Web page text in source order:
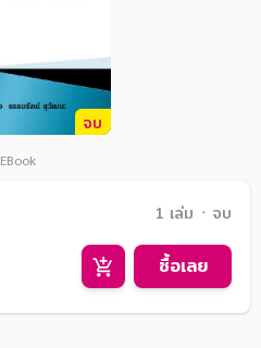
จบ
EBook
1 เล่ม ᛫ จบ
ซื้อเลย